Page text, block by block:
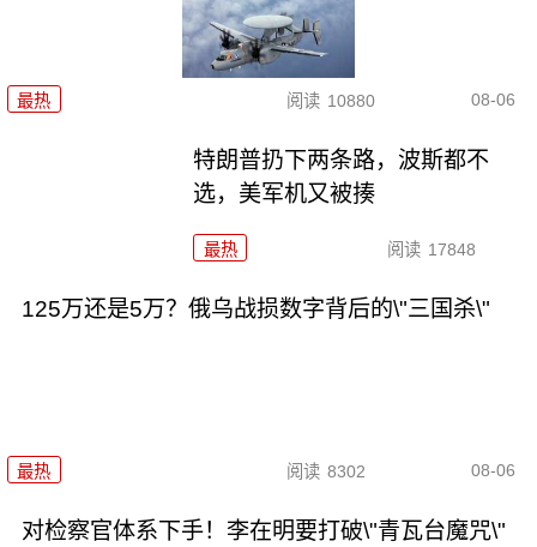
最热 阅读 10880 08-06
特朗普扔下两条路，波斯都不
选，美军机又被揍
最热 阅读 17848
125万还是5万？俄乌战损数字背后的\"三国杀\"
最热 阅读 8302 08-06
对检察官体系下手！李在明要打破\"青瓦台魔咒\"